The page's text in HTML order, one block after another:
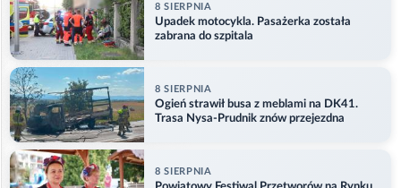
8 SIERPNIA
Upadek motocykla. Pasażerka została
zabrana do szpitala
8 SIERPNIA
Ogień strawił busa z meblami na DK41.
Trasa Nysa-Prudnik znów przejezdna
8 SIERPNIA